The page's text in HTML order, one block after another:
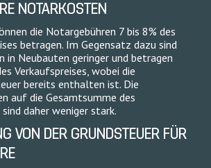
NOTARKOSTEN
die Notargebühren 7 bis 8% des
betragen. Im Gegensatz dazu sind
in Neubauten geringer und betragen
Verkaufspreises, wobei die
bereits enthalten ist. Die
auf die Gesamtsumme des
daher weniger stark.
VON DER GRUNDSTEUER FÜR